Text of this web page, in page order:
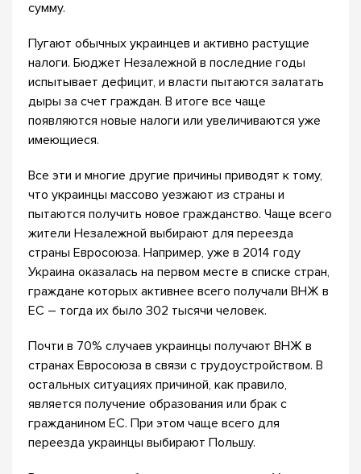
сумму.
Пугают обычных украинцев и активно растущие
налоги. Бюджет Незалежной в последние годы
испытывает дефицит, и власти пытаются залатать
дыры за счет граждан. В итоге все чаще
появляются новые налоги или увеличиваются уже
имеющиеся.
Все эти и многие другие причины приводят к тому,
что украинцы массово уезжают из страны и
пытаются получить новое гражданство. Чаще всего
жители Незалежной выбирают для переезда
страны Евросоюза. Например, уже в 2014 году
Украина оказалась на первом месте в списке стран,
граждане которых активнее всего получали ВНЖ в
ЕС – тогда их было 302 тысячи человек.
Почти в 70% случаев украинцы получают ВНЖ в
странах Евросоюза в связи с трудоустройством. В
остальных ситуациях причиной, как правило,
является получение образования или брак с
гражданином ЕС. При этом чаще всего для
переезда украинцы выбирают Польшу.